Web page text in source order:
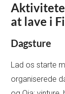
at lave i
Dagsture
Lad os starte
organiserede